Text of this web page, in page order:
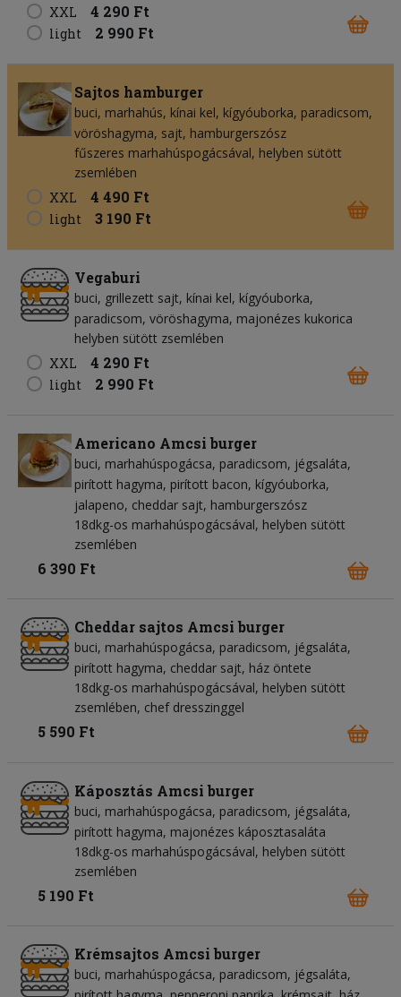
XXL
4 290 Ft
light 2 990 Ft
Sajtos hamburger
buci marhahús kínai kel kígyóuborka paradicsom
vöröshagyma sajt hamburgerszósz
fűszeres marhahúspogácsával, helyben sütött
zsemlében
XXL
4 490 Ft
light 3 190 Ft
Vegaburi
buci grillezett sajt kínai kel kígyóuborka
paradicsom vöröshagyma majonézes kukorica
helyben sütött zsemlében
XXL
4 290 Ft
light 2 990 Ft
Americano Amcsi burger
buci marhahúspogácsa paradicsom jégsaláta
pirított hagyma pirított bacon kígyóuborka
jalapeno cheddar sajt hamburgerszósz
18dkg-os marhahúspogácsával, helyben sütött
zsemlében
6 390 Ft
Cheddar sajtos Amcsi burger
buci marhahúspogácsa paradicsom jégsaláta
pirított hagyma cheddar sajt ház öntete
18dkg-os marhahúspogácsával, helyben sütött
zsemlében, chef dresszinggel
5 590 Ft
Káposztás Amcsi burger
buci marhahúspogácsa paradicsom jégsaláta
pirított hagyma majonézes káposztasaláta
18dkg-os marhahúspogácsával, helyben sütött
zsemlében
5 190 Ft
Krémsajtos Amcsi burger
buci marhahúspogácsa paradicsom jégsaláta